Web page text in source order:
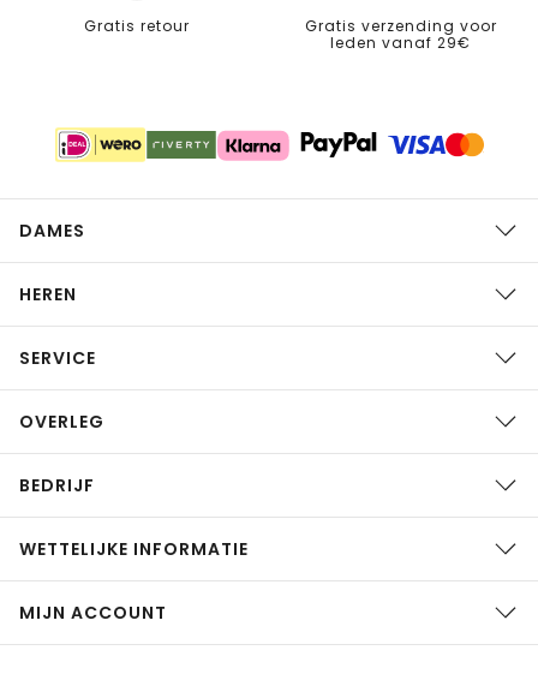
Gratis retour
Gratis verzending voor
leden vanaf 29€
DAMES
HEREN
SERVICE
OVERLEG
BEDRIJF
WETTELIJKE INFORMATIE
MIJN ACCOUNT